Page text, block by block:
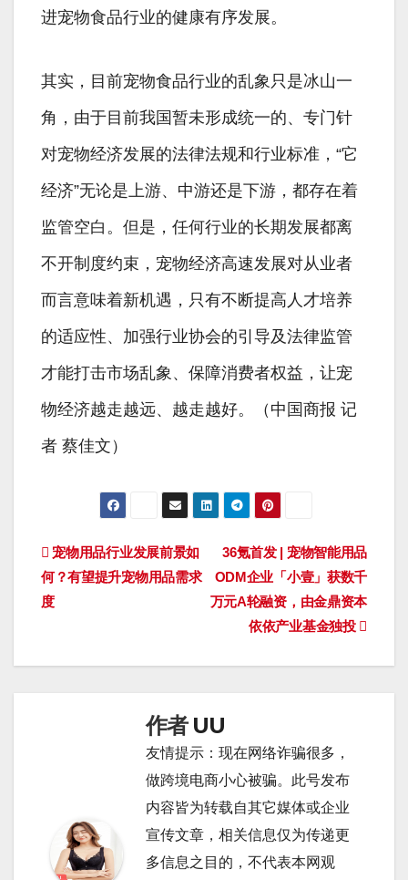
进宠物食品行业的健康有序发展。
其实，目前宠物食品行业的乱象只是冰山一
角，由于目前我国暂未形成统一的、专门针
对宠物经济发展的法律法规和行业标准，“它
经济”无论是上游、中游还是下游，都存在着
监管空白。但是，任何行业的长期发展都离
不开制度约束，宠物经济高速发展对从业者
而言意味着新机遇，只有不断提高人才培养
的适应性、加强行业协会的引导及法律监管
才能打击市场乱象、保障消费者权益，让宠
物经济越走越远、越走越好。（中国商报 记
者 蔡佳文）
文
章
航
36氪首发 | 宠物智能用品
ODM企业「小壹」获数千
万元A轮融资，由金鼎资本
依依产业基金独投
宠物用品行业发展前景如
何？有望提升宠物用品需求
度
作者 UU
友情提示：现在网络诈骗很多，
做跨境电商小心被骗。此号发布
内容皆为转载自其它媒体或企业
宣传文章，相关信息仅为传递更
多信息之目的，不代表本网观